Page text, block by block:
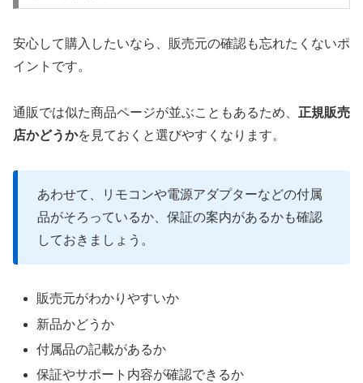
安心して購入したいなら、販売元の確認も忘れたくないポ
イントです。
通販では似た商品ページが並ぶこともあるため、 正規販売
店かどうかを見ておくと選びやすくなります。
あわせて、リモコンや電源アダプターなどの付属
品がそろっているか、保証の案内があるかも確認
しておきましょう。
販売元がわかりやすいか
新品かどうか
付属品の記載があるか
保証やサポート内容が確認できるか